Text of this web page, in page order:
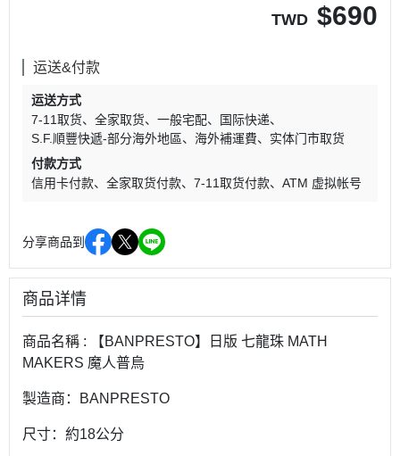
TWD $690
运送&付款
运送方式
7-11取货
全家取货 一般宅配
国际快递
S.F.順豐快遞-部分海外地區
海外補運費
实体门市取货
付款方式
信用卡付款
全家取货付款 7-11取货付款 ATM 虚拟帐号
分享商品到
商品详情
商品名稱 : 【BANPRESTO】日版 七龍珠 MATH
MAKERS 魔人普烏
製造商：BANPRESTO
尺寸：約18公分